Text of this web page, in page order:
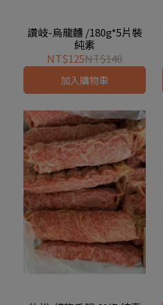
讚岐-烏龍麵 /180g*5片裝
純素
NT$125NT$140
加入購物車